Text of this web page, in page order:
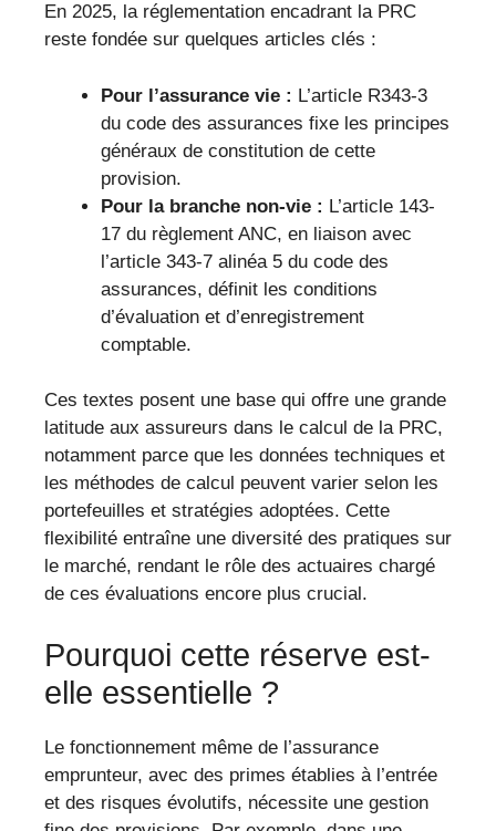
En 2025, la réglementation encadrant la PRC
reste fondée sur quelques articles clés :
Pour l’assurance vie : L’article R343-3
du code des assurances fixe les principes
généraux de constitution de cette
provision.
Pour la branche non-vie : L’article 143-
17 du règlement ANC, en liaison avec
l’article 343-7 alinéa 5 du code des
assurances, définit les conditions
d’évaluation et d’enregistrement
comptable.
Ces textes posent une base qui offre une grande
latitude aux assureurs dans le calcul de la PRC,
notamment parce que les données techniques et
les méthodes de calcul peuvent varier selon les
portefeuilles et stratégies adoptées. Cette
flexibilité entraîne une diversité des pratiques sur
le marché, rendant le rôle des actuaires chargé
de ces évaluations encore plus crucial.
Pourquoi cette réserve est-
elle essentielle ?
Le fonctionnement même de l’assurance
emprunteur, avec des primes établies à l’entrée
et des risques évolutifs, nécessite une gestion